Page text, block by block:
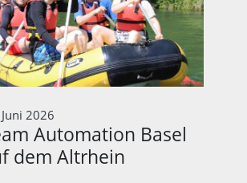
2026
Automation Basel
dem Altrhein